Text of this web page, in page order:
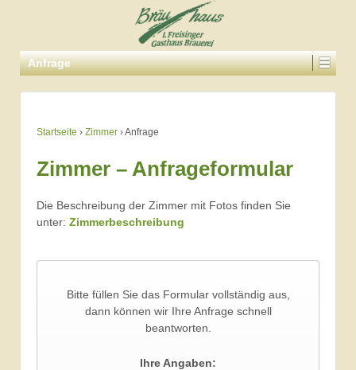
Anfrage
Startseite › Zimmer ›Anfrage
Zimmer – Anfrageformular
Die Beschreibung der Zimmer mit Fotos finden Sie
unter: Zimmerbeschreibung
Bitte füllen Sie das Formular vollständig aus,
dann können wir Ihre Anfrage schnell
beantworten.
Ihre Angaben: